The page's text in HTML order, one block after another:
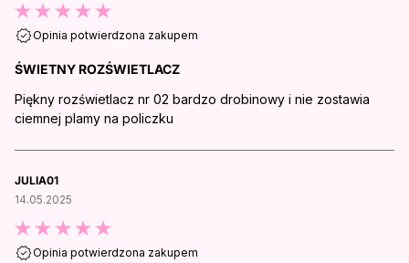
Opinia potwierdzona zakupem
ŚWIETNY ROZŚWIETLACZ
Piękny rozświetlacz nr 02 bardzo drobinowy i nie zostawia
ciemnej plamy na policzku
JULIA01
14.05.2025
Opinia potwierdzona zakupem